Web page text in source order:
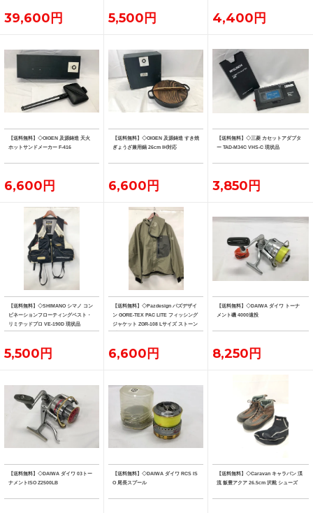
39,600円 5,500円 4,400円
【送料無料】◇OIGEN 及源鋳造 天火
ホットサンドメーカー F-416
6,600円
【送料無料】◇OIGEN 及源鋳造 すき焼
ぎょうざ兼用鍋 26cm IH対応
6,600円
【送料無料】◇三菱 カセットアダプタ
ー TAD-M34C VHS-C 現状品
3,850円
【送料無料】◇SHIMANO シマノ コン
ビネーションフローティングベスト・
リミテッドプロ VE-190D 現状品
5,500円
【送料無料】◇Pazdesign パズデザイ
ン GORE-TEX PAC LITE フィッシング
ジャケット ZGR-108 Lサイズ ストーン
系カラー
6,600円
【送料無料】◇DAIWA ダイワ トーナ
メント磯 4000遠投
8,250円
【送料無料】◇DAIWA ダイワ 03トー
ナメントISO Z2500LB
【送料無料】◇DAIWA ダイワ RCS IS
O 尾長スプール
【送料無料】◇Caravan キャラバン 渓
流 飯豊アクア 26.5cm 沢靴 シューズ